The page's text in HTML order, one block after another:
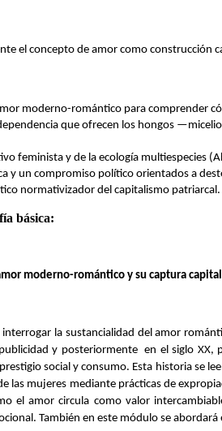
el concepto de amor como construcción
moderno-romántico para comprender
que ofrecen los hongos
feminista y de la ecología multiespecies
y un compromiso político orientados a
normativizador del capitalismo patriarcal.
básica:
moderno-romántico y su captura
la sustancialidad del amor
y posteriormente  en el siglo
social y consumo. Esta historia se
las mujeres mediante prácticas de
el amor circula como valor
También en este módulo se